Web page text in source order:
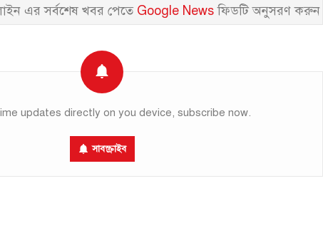
এর সর্বশেষ খবর পেতে Google Newsফিডটি অনুসরণ করুন
updates directly on you device, subscribe now.
সাবস্ক্রাইব